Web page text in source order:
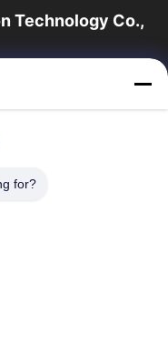
Technology Co.,
en exporteur van
een volledige lijn van
for?